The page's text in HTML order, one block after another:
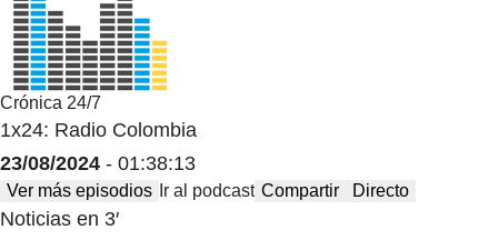
Crónica 24/7
1x24: Radio Colombia
23/08/2024 - 01:38:13
Ver más episodios Ir al podcast Compartir Directo
Noticias en 3′